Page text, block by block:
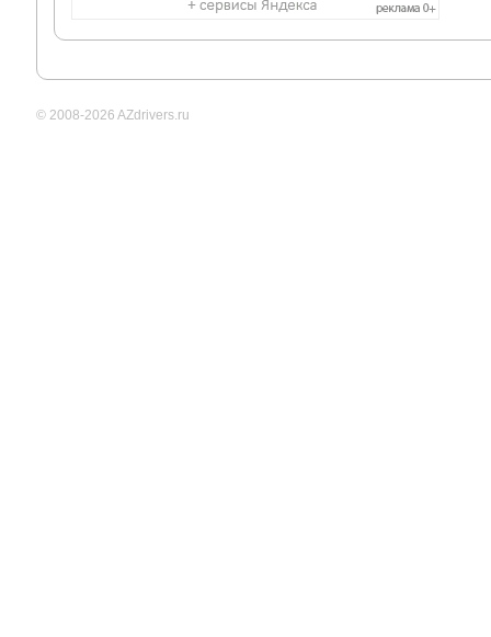
© 2008-2026 AZdrivers.ru